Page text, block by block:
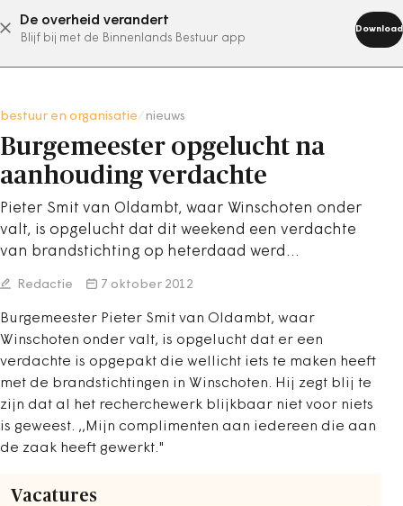
De overheid verandert
Blijf bij met de Binnenlands Bestuur app
Download
abonneer nu
bestuur en organisatie nieuws
Burgemeester opgelucht na
aanhouding verdachte
Pieter Smit van Oldambt, waar Winschoten onder
valt, is opgelucht dat dit weekend een verdachte
van brandstichting op heterdaad werd…
Redactie 7 oktober 2012
Burgemeester Pieter Smit van Oldambt, waar
Winschoten onder valt, is opgelucht dat er een
verdachte is opgepakt die wellicht iets te maken heeft
met de brandstichtingen in Winschoten. Hij zegt blij te
zijn dat al het recherchewerk blijkbaar niet voor niets
is geweest. ,,Mijn complimenten aan iedereen die aan
de zaak heeft gewerkt."
Vacatures